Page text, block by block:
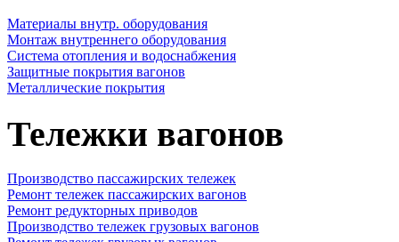
Материалы внутр. оборудования
Монтаж внутреннего оборудования
Cистема отопления и водоснабжения
Защитные покрытия вагонов
Металлические покрытия
Тележки вагонов
Производство пассажирских тележек
Ремонт тележек пассажирских вагонов
Ремонт редукторных приводов
Производство тележек грузовых вагонов